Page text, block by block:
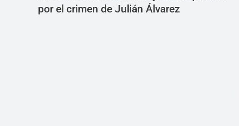
por el crimen de Julián Álvarez